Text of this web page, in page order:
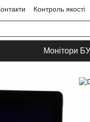
Контроль якості
Угода користувача
Монітори БУ